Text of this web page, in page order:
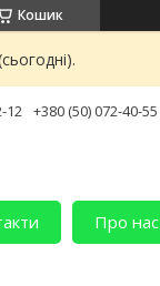
Кошик
12 +380 (50) 072-40-55
Про нас